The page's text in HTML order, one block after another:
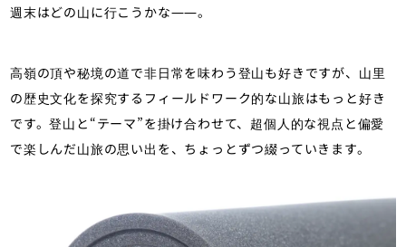
週末はどの山に行こうかな――。
高嶺の頂や秘境の道で非日常を味わう登山も好きですが、山里
の歴史文化を探究するフィールドワーク的な山旅はもっと好き
です。登山と“テーマ”を掛け合わせて、超個人的な視点と偏愛
で楽しんだ山旅の思い出を、ちょっとずつ綴っていきます。